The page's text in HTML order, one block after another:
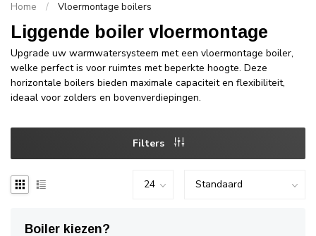
Home / Vloermontage boilers
Liggende boiler vloermontage
Upgrade uw warmwatersysteem met een vloermontage boiler,
welke perfect is voor ruimtes met beperkte hoogte. Deze
horizontale boilers bieden maximale capaciteit en flexibiliteit,
ideaal voor zolders en bovenverdiepingen.
Filters
Boiler kiezen?